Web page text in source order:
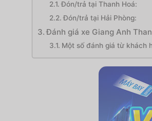
Đón/trả tại Thanh Hoá:
Đón/trả tại Hải Phòng:
Đánh giá xe Giang Anh
Một số đánh giá từ khách